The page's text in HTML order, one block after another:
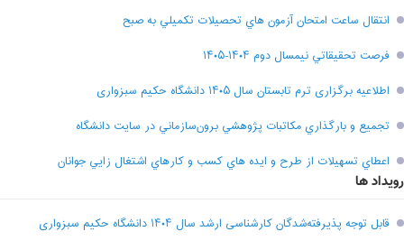
انتقال ساعت امتحان آزمون هاي تحصيلات تکميلي به صبح
فرصت تحقيقاتي نیمسال دوم ۱۴۰۴-۱۴۰۵
اطلاعیه برگزاری ترم تابستان سال ۱۴۰۵ دانشگاه حکیم سبزواری
تجميع و بارگذاري مکاتبات پژوهشي برون‌سازماني در سايت دانشگاه
اعطاي تسهيلات از طرح و ايده هاي کسب و کارهاي اشتغال زايي جوانان
رویداد ها
قابل توجه پذیرفته‌شدگان کارشناسی ارشد سال ۱۴۰۴ دانشگاه حکیم سبزواری